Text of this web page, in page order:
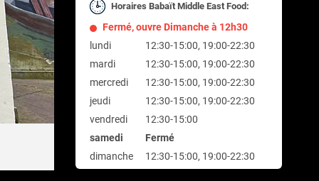
Horaires Babaït Middle East Food:
Fermé, ouvre Dimanche à 12h30
lundi
12:30-15:00, 19:00-22:30
mardi
12:30-15:00, 19:00-22:30
mercredi
12:30-15:00, 19:00-22:30
jeudi
12:30-15:00, 19:00-22:30
vendredi
12:30-15:00
samedi
Fermé
dimanche
12:30-15:00, 19:00-22:30